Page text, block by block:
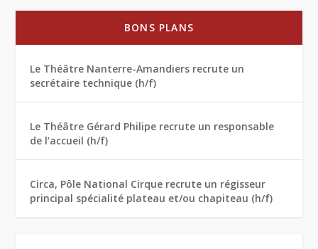
BONS PLANS
Le Théâtre Nanterre-Amandiers recrute un
secrétaire technique (h/f)
Le Théâtre Gérard Philipe recrute un responsable
de l’accueil (h/f)
Circa, Pôle National Cirque recrute un régisseur
principal spécialité plateau et/ou chapiteau (h/f)